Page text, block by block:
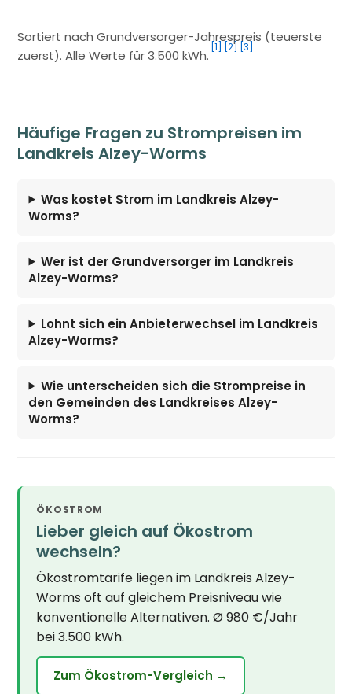
Sortiert nach Grundversorger-Jahrespreis (teuerste
zuerst). Alle Werte für 3.500 kWh.
[1] [2] [3]
Häufige Fragen zu Strompreisen im
Landkreis Alzey-Worms
Was kostet Strom im Landkreis Alzey-
Worms?
Wer ist der Grundversorger im Landkreis
Alzey-Worms?
Lohnt sich ein Anbieterwechsel im Landkreis
Alzey-Worms?
Wie unterscheiden sich die Strompreise in
den Gemeinden des Landkreises Alzey-
Worms?
ÖKOSTROM
Lieber gleich auf Ökostrom
wechseln?
Ökostromtarife liegen im Landkreis Alzey-
Worms oft auf gleichem Preisniveau wie
konventionelle Alternativen. Ø 980 €/Jahr
bei 3.500 kWh.
Zum Ökostrom-Vergleich →